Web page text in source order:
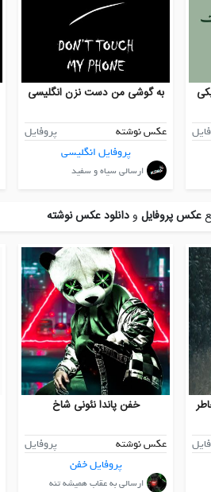
به گوشی من دست نزن انگلیسی
عکس نوشته
پروفایل
پروفایل انگلیسی
ارسالی سیاه و سفید
عکس پروفایل ودانلود عکس نوشته
خفن پاندا نئونی شاخ
عکس نوشته
پروفایل
پروفایل خفن
ارسالی به عقاب همیشه تنه